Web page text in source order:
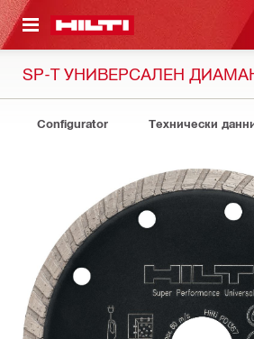
СЪДЪРЖАНИЕ
SP-T УНИВЕРСАЛЕН
Configurator Технически